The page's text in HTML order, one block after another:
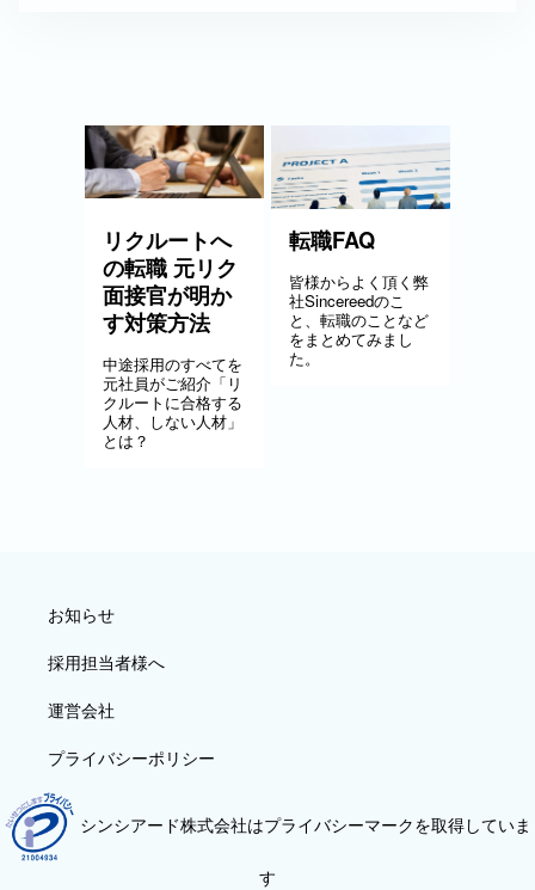
リクルートへ
の転職 元リク
面接官が明か
す対策方法
中途採用のすべてを
元社員がご紹介「リ
クルートに合格する
人材、しない人材」
とは？
転職FAQ
皆様からよく頂く弊
社Sincereedのこ
と、転職のことなど
をまとめてみまし
た。
お知らせ
採用担当者様へ
運営会社
プライバシーポリシー
シンシアード株式会社はプライバシーマークを取得していま
す